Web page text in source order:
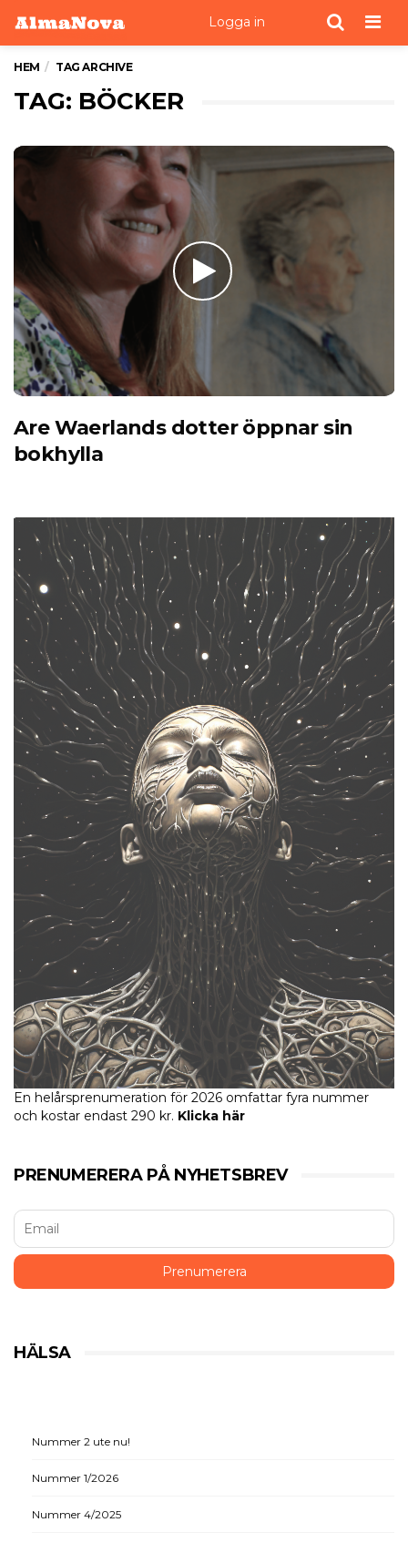
Logga in
HEM TAG ARCHIVE
TAG: BÖCKER
Are Waerlands dotter öppnar sin
bokhylla
En helårsprenumeration för 2026 omfattar fyra nummer
och kostar endast 290 kr. Klicka här
PRENUMERERA PÅ NYHETSBREV
HÄLSA
Nummer 2 ute nu!
Nummer 1/2026
Nummer 4/2025